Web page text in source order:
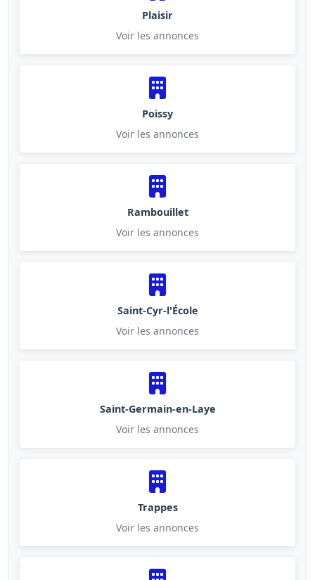
Plaisir
Voir les annonces
Poissy
Voir les annonces
Rambouillet
Voir les annonces
Saint-Cyr-l'École
Voir les annonces
Saint-Germain-en-Laye
Voir les annonces
Trappes
Voir les annonces